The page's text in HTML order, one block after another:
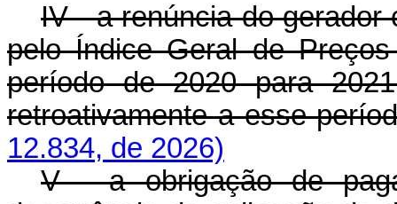
IV - a renúncia do gerador
pelo Índice Geral de
período de 2020 para
retroativamente a esse
12.834, de 2026)
V - a obrigação de